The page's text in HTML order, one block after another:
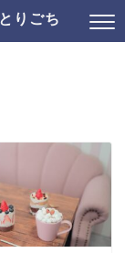
りごち